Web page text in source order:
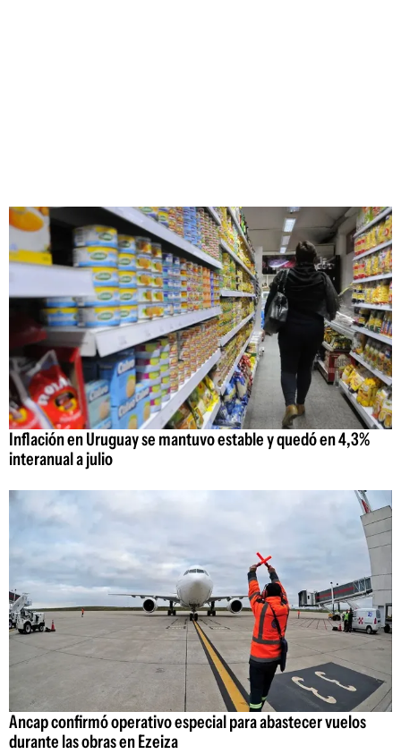
Inflación en Uruguay se mantuvo estable y quedó en 4,3%
interanual a julio
Ancap confirmó operativo especial para abastecer vuelos
durante las obras en Ezeiza